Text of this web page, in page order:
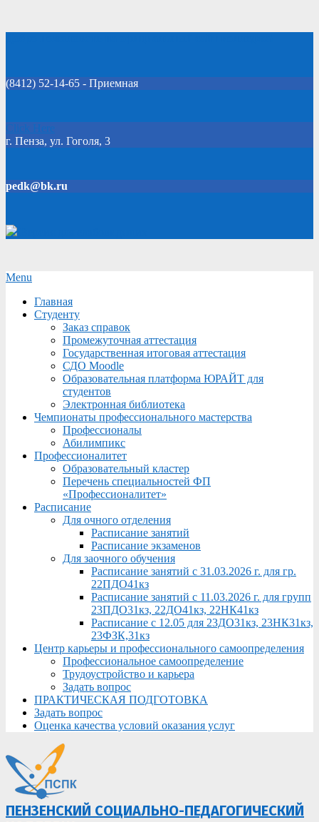
(8412) 52-14-65 - Приемная
Click Here
г. Пенза, ул. Гоголя, 3
pedk@bk.ru
Secondary
Menu
Menu
Главная
Студенту
Заказ справок
Промежуточная аттестация
Государственная итоговая аттестация
СДО Moodle
Образовательная платформа ЮРАЙТ для
студентов
Электронная библиотека
Чемпионаты профессионального мастерства
Профессионалы
Абилимпикс
Профессионалитет
Образовательный кластер
Перечень специальностей ФП
«Профессионалитет»
Расписание
Для очного отделения
Расписание занятий
Расписание экзаменов
Для заочного обучения
Расписание занятий с 31.03.2026 г. для гр.
22ПДО41кз
Расписание занятий с 11.03.2026 г. для групп
23ПДО31кз, 22ДО41кз, 22НК41кз
Расписание с 12.05 для 23ДО31кз, 23НК31кз,
23ФЗК,31кз
Центр карьеры и профессионального самоопределения
Профессиональное самоопределение
Трудоустройство и карьера
Задать вопрос
ПРАКТИЧЕСКАЯ ПОДГОТОВКА
Задать вопрос
Оценка качества условий оказания услуг
ПЕНЗЕНСКИЙ СОЦИАЛЬНО-ПЕДАГОГИЧЕСКИЙ